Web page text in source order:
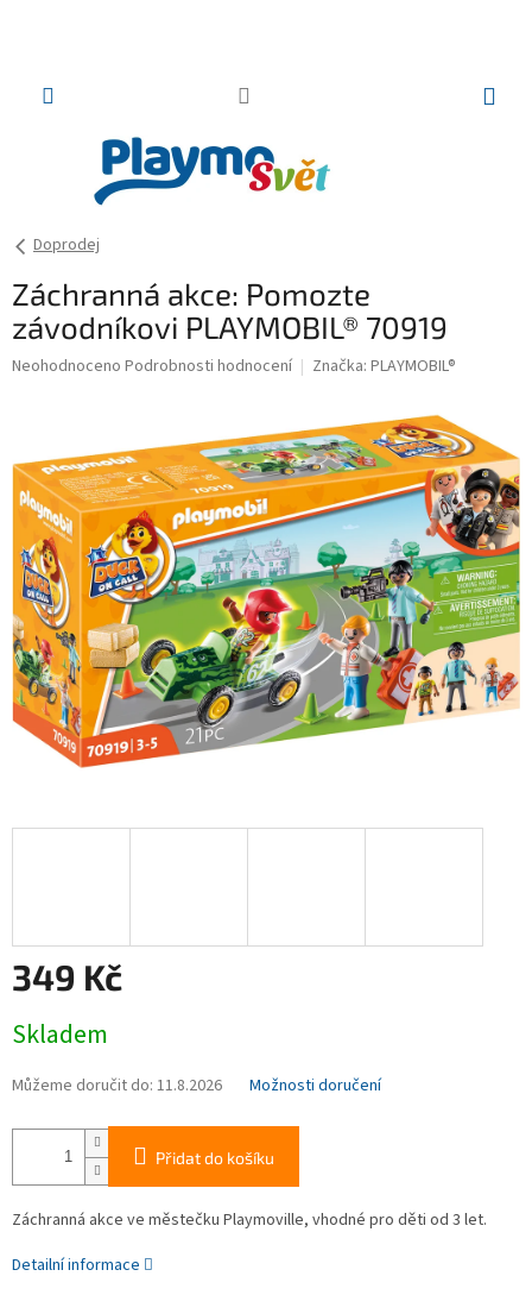
Doprodej
Záchranná akce: Pomozte
závodníkovi PLAYMOBIL® 70919
Průměrné
0,0
z
hvězdiček.
Neohodnoceno Podrobnosti hodnocení Značka: PLAYMOBIL®
349 Kč
cena:
Skladem
Můžeme doručit do: 11.8.2026 Možnosti doručení
Přidat do košíku
Záchranná akce ve městečku Playmoville, vhodné pro děti od 3 let.
Detailní informace